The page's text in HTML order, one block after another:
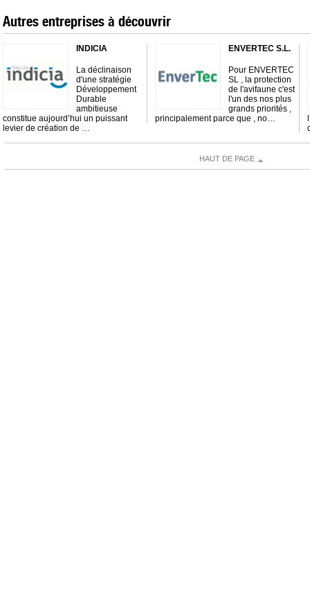
Autres entreprises à découvrir
INDICIA
La déclinaison
d'une stratégie
Développement
Durable
ambitieuse
constitue aujourd’hui un puissant
levier de création de …
ENVERTEC S.L.
Pour ENVERTEC
SL , la protection
de l'avifaune c'est
l'un des nos plus
grands priorités ,
principalement parce que , no…
HAUT DE PAGE